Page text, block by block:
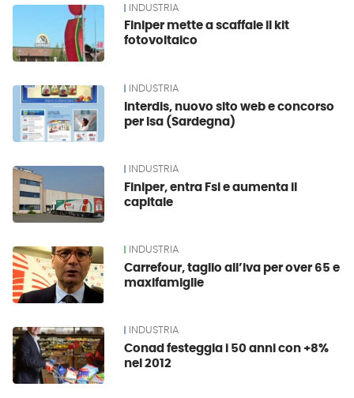
INDUSTRIA
Finiper mette a scaffale il kit
fotovoltaico
INDUSTRIA
Interdis, nuovo sito web e concorso
per Isa (Sardegna)
INDUSTRIA
Finiper, entra Fsi e aumenta il
capitale
INDUSTRIA
Carrefour, taglio all’iva per over 65 e
maxifamiglie
INDUSTRIA
Conad festeggia i 50 anni con +8%
nel 2012